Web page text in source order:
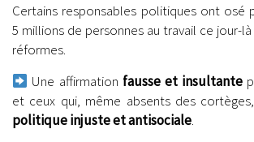
Certains responsables politiques ont osé
5 millions de personnes au travail ce jour-
réformes.
Une affirmation fausse et insultante
et ceux qui, même absents des cortèges,
politique injuste et antisociale.